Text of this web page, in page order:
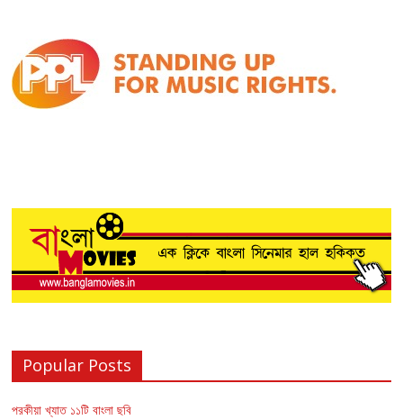
Popular Posts
পরকীয়া খ্যাত ১১টি বাংলা ছবি